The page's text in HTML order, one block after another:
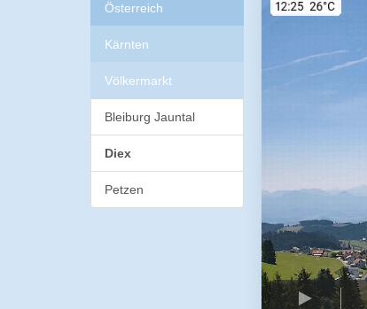
Österreich
Kärnten
Völkermarkt
Bleiburg Jauntal
Diex
Petzen